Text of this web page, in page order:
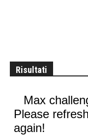
Risultati